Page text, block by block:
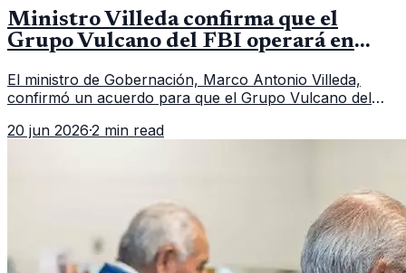
Ministro Villeda confirma que el
Grupo Vulcano del FBI operará en
El ministro de Gobernación, Marco Antonio Villeda,
confirmó un acuerdo para que el Grupo Vulcano del
fallido con la administración anterior del Ministerio
20 jun 2026·2 min read